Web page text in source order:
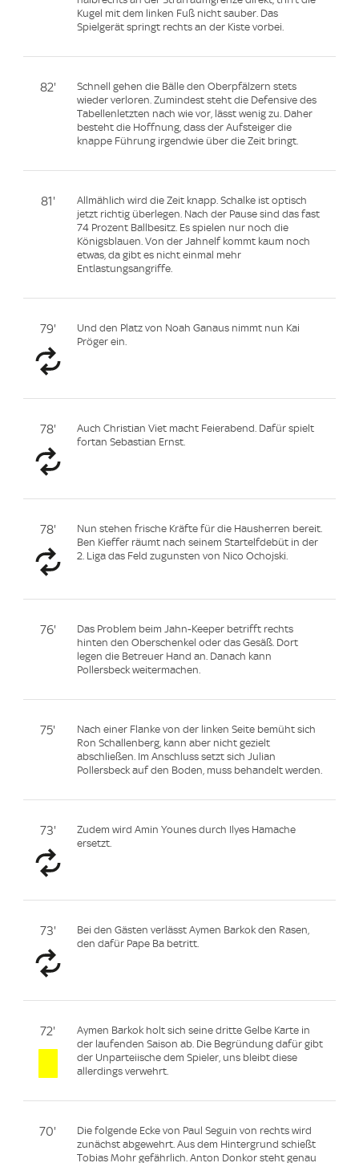
Kugel mit dem linken Fuß nicht sauber. Das
Spielgerät springt rechts an der Kiste vorbei.
82'
Schnell gehen die Bälle den Oberpfälzern stets
wieder verloren. Zumindest steht die Defensive des
Tabellenletzten nach wie vor, lässt wenig zu. Daher
besteht die Hoffnung, dass der Aufsteiger die
knappe Führung irgendwie über die Zeit bringt.
81'
Allmählich wird die Zeit knapp. Schalke ist optisch
jetzt richtig überlegen. Nach der Pause sind das fast
74 Prozent Ballbesitz. Es spielen nur noch die
Königsblauen. Von der Jahnelf kommt kaum noch
etwas, da gibt es nicht einmal mehr
Entlastungsangriffe.
79'
Und den Platz von Noah Ganaus nimmt nun Kai
Pröger ein.
78'
Auch Christian Viet macht Feierabend. Dafür spielt
fortan Sebastian Ernst.
78'
Nun stehen frische Kräfte für die Hausherren bereit.
Ben Kieffer räumt nach seinem Startelfdebüt in der
2. Liga das Feld zugunsten von Nico Ochojski.
76'
Das Problem beim Jahn-Keeper betrifft rechts
hinten den Oberschenkel oder das Gesäß. Dort
legen die Betreuer Hand an. Danach kann
Pollersbeck weitermachen.
75'
Nach einer Flanke von der linken Seite bemüht sich
Ron Schallenberg, kann aber nicht gezielt
abschließen. Im Anschluss setzt sich Julian
Pollersbeck auf den Boden, muss behandelt werden.
73'
Zudem wird Amin Younes durch Ilyes Hamache
ersetzt.
73'
Bei den Gästen verlässt Aymen Barkok den Rasen,
den dafür Pape Ba betritt.
72'
Aymen Barkok holt sich seine dritte Gelbe Karte in
der laufenden Saison ab. Die Begründung dafür gibt
der Unparteiische dem Spieler, uns bleibt diese
allerdings verwehrt.
70'
Die folgende Ecke von Paul Seguin von rechts wird
zunächst abgewehrt. Aus dem Hintergrund schießt
Tobias Mohr gefährlich. Anton Donkor steht genau